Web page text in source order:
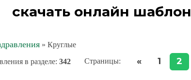
скачать онлайн шаблон
» Круглые
в разделе: 342 Страницы: « 1 2